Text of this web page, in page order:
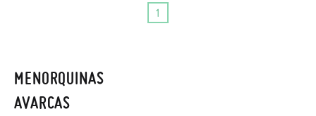
1
MENORQUINAS
AVARCAS